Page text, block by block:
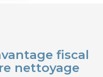
fiscal
nettoyage